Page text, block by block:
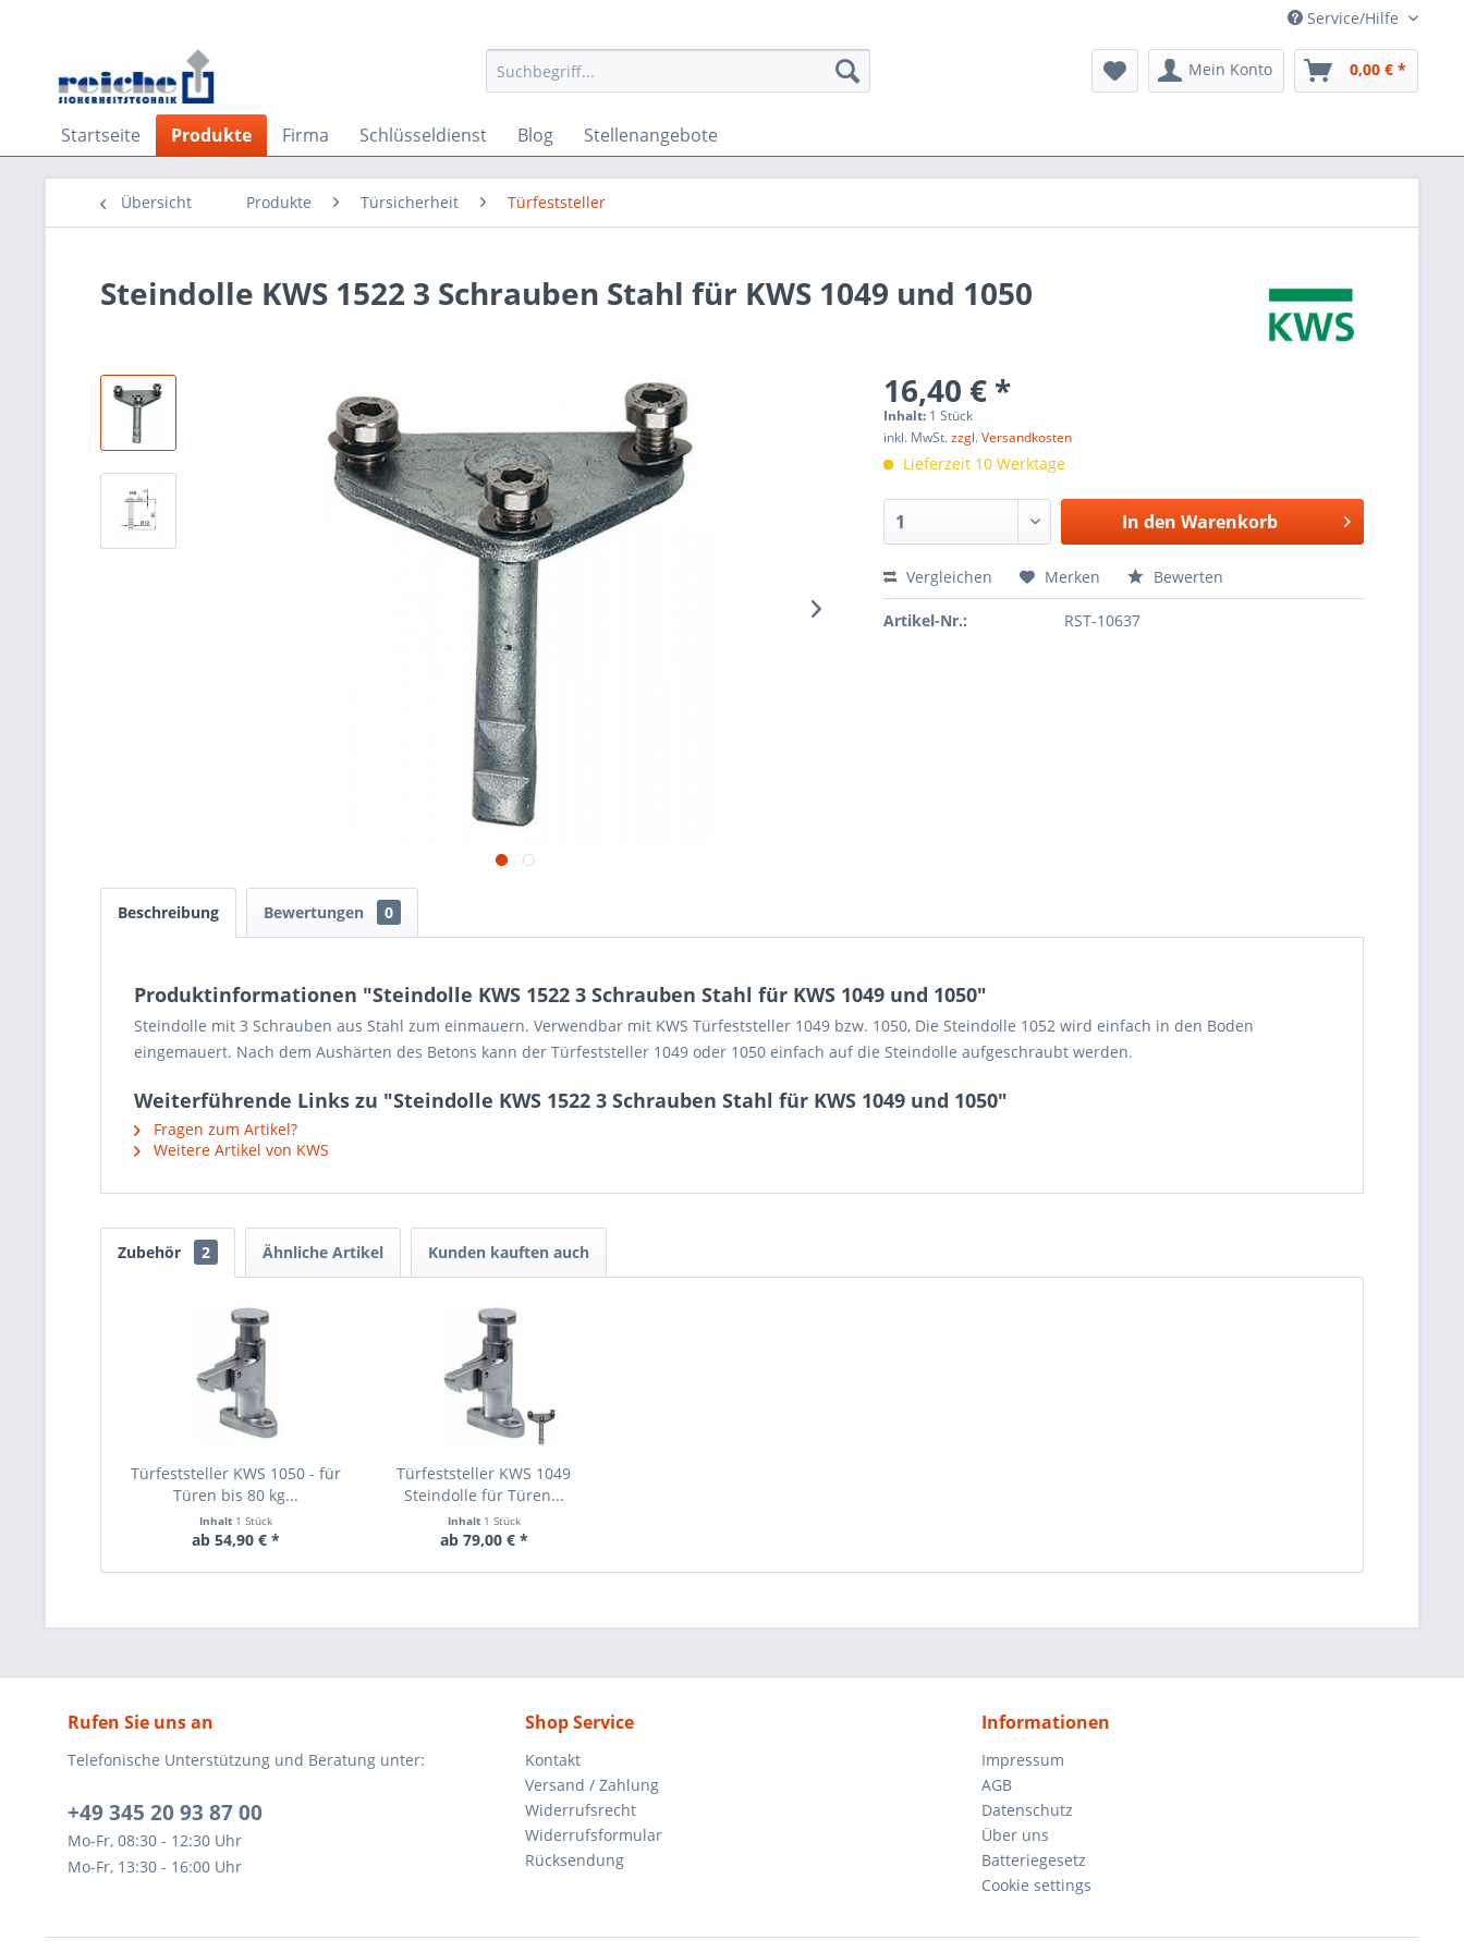
Service/Hilfe
Mein Konto 0,00 € *
Startseite Produkte Firma Schlüsseldienst Blog Stellenangebote
Übersicht Produkte Türsicherheit Türfeststeller
Steindolle KWS 1522 3 Schrauben Stahl für KWS 1049 und 1050
16,40 € *
Inhalt: 1 Stück
inkl. MwSt.zzgl. Versandkosten
Lieferzeit 10 Werktage
In den Warenkorb
Vergleichen Merken Bewerten
Artikel-Nr.: RST-10637
Beschreibung Bewertungen 0
Produktinformationen "Steindolle KWS 1522 3 Schrauben Stahl für KWS 1049 und 1050"
Steindolle mit 3 Schrauben aus Stahl zum einmauern. Verwendbar mit KWS Türfeststeller 1049 bzw. 1050, Die Steindolle 1052 wird einfach in den Boden
eingemauert. Nach dem Aushärten des Betons kann der Türfeststeller 1049 oder 1050 einfach auf die Steindolle aufgeschraubt werden.
Weiterführende Links zu "Steindolle KWS 1522 3 Schrauben Stahl für KWS 1049 und 1050"
Fragen zum Artikel?
Weitere Artikel von KWS
Zubehör 2 Ähnliche Artikel Kunden kauften auch
Türfeststeller KWS 1050 - für
Türen bis 80 kg...
Inhalt 1 Stück
ab 54,90 € *
Türfeststeller KWS 1049
Steindolle für Türen...
Inhalt 1 Stück
ab 79,00 € *
Rufen Sie uns an
Telefonische Unterstützung und Beratung unter:
+49 345 20 93 87 00
Mo-Fr, 08:30 - 12:30 Uhr
Mo-Fr, 13:30 - 16:00 Uhr
Shop Service
Kontakt
Versand / Zahlung
Widerrufsrecht
Widerrufsformular
Rücksendung
Informationen
Impressum
AGB
Datenschutz
Über uns
Batteriegesetz
Cookie settings